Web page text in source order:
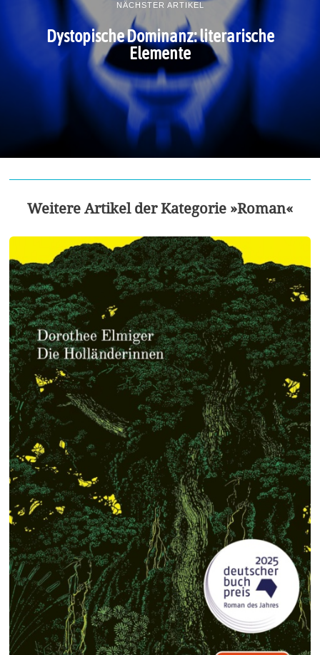
NÄCHSTER ARTIKEL
Dystopische Dominanz: literarische
Elemente
Weitere Artikel der Kategorie »Roman«